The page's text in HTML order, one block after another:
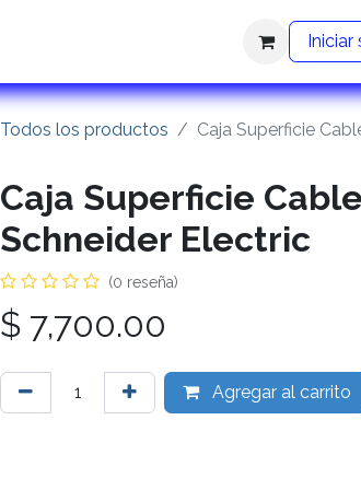
Iniciar
Todos los productos Caja Superficie
Caja Superficie
Schneider Electric
(0 reseña)
$ 7,700.00
Agregar al carrito